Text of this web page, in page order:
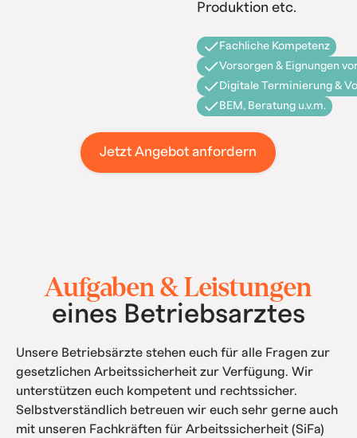
Produktion etc.
Fachliche Kompetenz
Vorsorgen & Eignungen
Digitale Terminierung &
BEM, Beratung u.v.m.
Jetzt Angebot anfordern
Aufgaben & Leistungen
eines Betriebsarztes
Unsere Betriebsärzte stehen euch für alle Fragen zur
gesetzlichen Arbeitssicherheit zur Verfügung. Wir
unterstützen euch kompetent und rechtssicher.
Selbstverständlich betreuen wir euch sehr gerne auch
mit unseren Fachkräften für Arbeitssicherheit (SiFa)